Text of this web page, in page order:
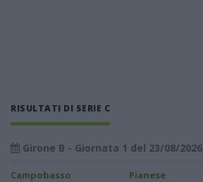
RISULTATI DI SERIE C
Girone B - Giornata 1 del 23/08/2026
Campobasso Pianese